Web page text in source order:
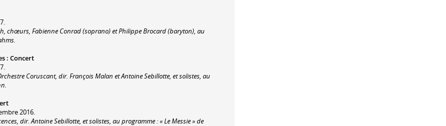
chœurs, Fabienne Conrad (soprano) et Philippe Brocard (baryton), au
: Concert
Coruscant, dir. François Malan et Antoine Sebillotte, et solistes, au
2016.
dir. Antoine Sebillotte, et solistes, au programme : « Le Messie » de